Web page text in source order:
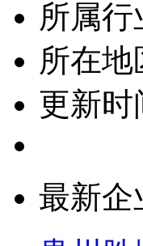
所属行
所在地
更新时
最新企